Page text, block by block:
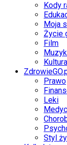
Kody
Moja
Życie
Film
Kultura
Prawo
Leki
Styl